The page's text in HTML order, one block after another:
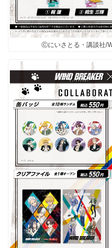
Ⓒにいさとる・講談社/